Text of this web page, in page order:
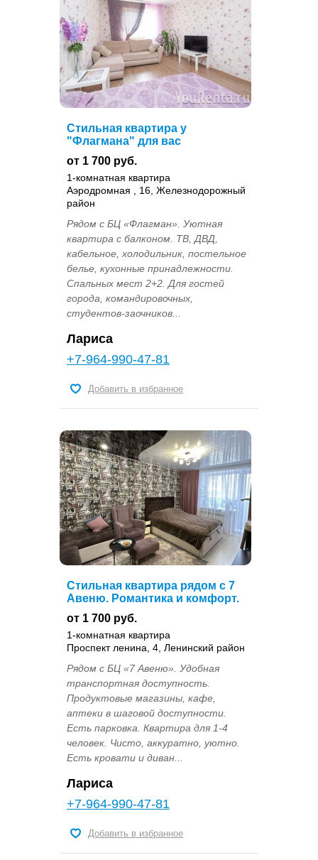
Стильная квартира у
"Флагмана" для вас
от 1 700 руб.
1-комнатная квартира
Аэродромная , 16, Железнодорожный
район
Рядом с БЦ «Флагман». Уютная
квартира с балконом. ТВ, ДВД,
кабельное, холодильник, постельное
белье, кухонные принадлежности.
Спальных мест 2+2. Для гостей
города, командировочных,
студентов-заочников...
Лариса
+7-964-990-47-81
Добавить в избранное
Стильная квартира рядом с 7
Авеню. Романтика и комфорт.
от 1 700 руб.
1-комнатная квартира
Проспект ленина, 4, Ленинский район
Рядом с БЦ «7 Авеню». Удобная
транспортная доступность.
Продуктовые магазины, кафе,
аптеки в шаговой доступности.
Есть парковка. Квартира для 1-4
человек. Чисто, аккуратно, уютно.
Есть кровати и диван...
Лариса
+7-964-990-47-81
Добавить в избранное